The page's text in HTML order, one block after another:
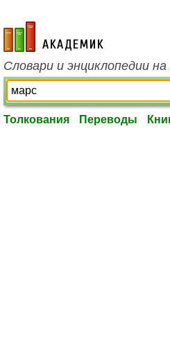
academic.ru
Словари и энциклопедии
Толкования Переводы